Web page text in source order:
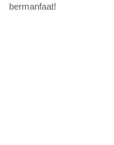
bermanfaat!